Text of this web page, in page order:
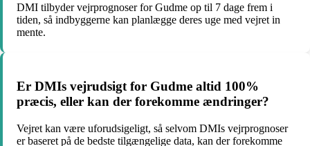
DMI tilbyder vejrprognoser for Gudme op til 7 dage frem i
tiden, så indbyggerne kan planlægge deres uge med vejret in
mente.
Er DMIs vejrudsigt for Gudme altid 100%
præcis, eller kan der forekomme ændringer?
Vejret kan være uforudsigeligt, så selvom DMIs vejrprognoser
er baseret på de bedste tilgængelige data, kan der forekomme